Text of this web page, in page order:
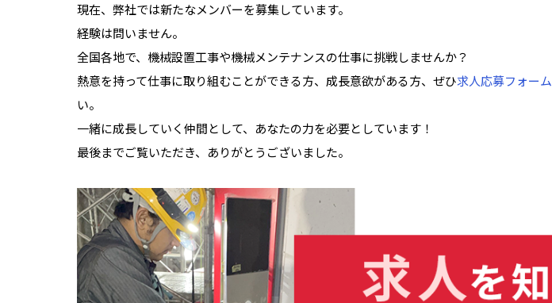
現在、弊社では新たなメンバーを募集しています。
経験は問いません。
全国各地で、機械設置工事や機械メンテナンスの仕事に挑戦しませんか？
熱意を持って仕事に取り組むことができる方、成長意欲がある方、ぜひ求人応募フォーム
い。
一緒に成長していく仲間として、あなたの力を必要としています！
最後までご覧いただき、ありがとうございました。